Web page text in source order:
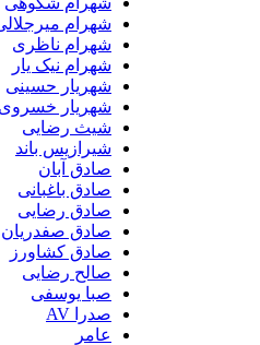
شهرام میرجلالی
شهرام ناظری
شهرام نیک یار
شهریار حسینی
شهریار خسروی
شیث رضایی
شیرازیس باند
صادق آبان
صادق باغبانی
صادق رضایی
صادق صفدریان
صادق کشاورز
صالح رضایی
صبا یوسفی